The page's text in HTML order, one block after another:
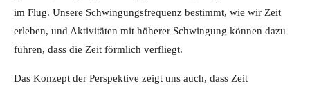
im Flug. Unsere Schwingungsfrequenz bestimmt, wie wir Zeit
erleben, und Aktivitäten mit höherer Schwingung können dazu
führen, dass die Zeit förmlich verfliegt.
Das Konzept der Perspektive zeigt uns auch, dass Zeit